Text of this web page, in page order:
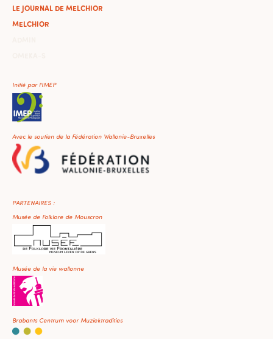
LE JOURNAL DE MELCHIOR
MELCHIOR
Initié par l'IMEP
Avec le soutien de la Fédération Wallonie-Bruxelles
PARTENAIRES :
Musée de Folklore de Mouscron
Musée de la vie wallonne
Brabants Centrum voor Muziektradities